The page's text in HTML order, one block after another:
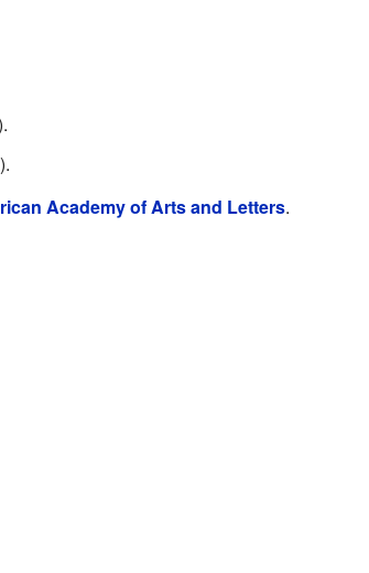
Academy of Arts and Letters.